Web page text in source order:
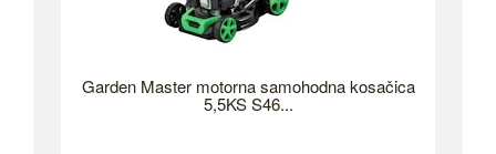
Garden Master motorna samohodna kosačica
5,5KS S46...